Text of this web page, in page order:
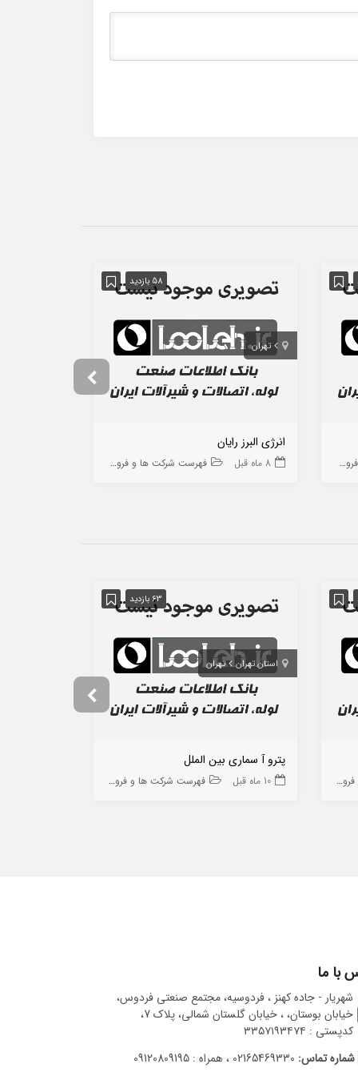
ها
58 بازدید
تهران
انرژی البرز رایان
8 ماه قبل فهرست شرکت ها و فروشگاه ها
ها
63 بازدید
استان تهران تهران
پترو آ سماری بین الملل
10 ماه قبل فهرست شرکت ها و فروشگاه ها
با ما
شهریار - جاده کهنز ، فردوسیه، مجتمع صنعتی فردوس،
خیابان بوستان، ، خیابان گلستان شمالی، پلاک 7،
کدپستی : ۳۳۵۷۱۹۳۴۷۴
شماره تماس: 02165469330 ، همراه : 09120809195